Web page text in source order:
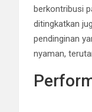
berkontribusi
ditingkatkan
pendinginan
nyaman,